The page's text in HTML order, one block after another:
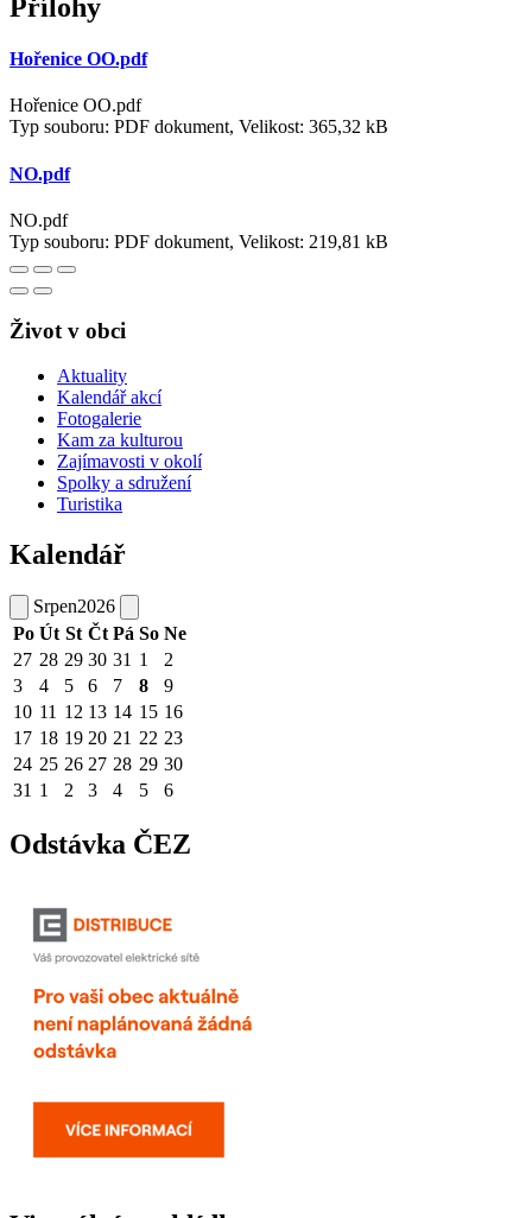
Přílohy
Hořenice OO.pdf
Hořenice OO.pdf
Typ souboru: PDF dokument, Velikost: 365,32 kB
NO.pdf
NO.pdf
Typ souboru: PDF dokument, Velikost: 219,81 kB
Život v obci
Aktuality
Kalendář akcí
Fotogalerie
Kam za kulturou
Zajímavosti v okolí
Spolky a sdružení
Turistika
Kalendář
Srpen2026
Po Út St Čt Pá So Ne
27 28 29 30 31 1
2
3
4 5 6 7 8
9
10 11 12 13 14 15 16
17 18 19 20 21 22 23
24 25 26 27 28 29 30
31 1 2 3 4 5 6
Odstávka ČEZ